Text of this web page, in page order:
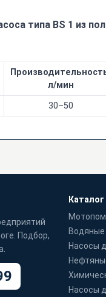
типа ВS 1 из
л/мин
30–50
Подбор,
Каталог
Насосы
Насосы